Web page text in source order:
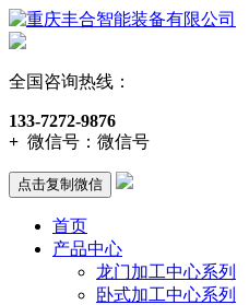
全国咨询热线：
133-7272-9876
+ 微信号： 微信号
点击复制微信
首页
产品中心
龙门加工中心系列
卧式加工中心系列